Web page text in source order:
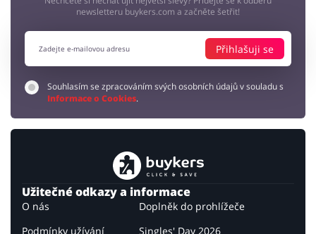
newsletteru buykers.com a začněte šetřit!
Přihlašuji se
Souhlasím se zpracováním svých osobních údajů v souladu s
Informace o Cookies.
Užitečné odkazy a informace
O nás
Podmínky užívání
Doplněk do prohlížeče
Singles' Day 2026